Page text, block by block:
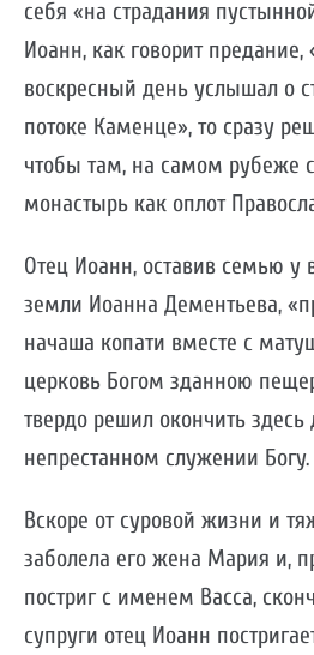
себя «на страдания
Иоанн, как говорит предание,
воскресный день услышал о
потоке Каменце», то сразу
чтобы там, на самом рубеже
монастырь как оплот
Отец Иоанн, оставив семью у
земли Иоанна Дементьева,
начаша копати вместе с
церковь Богом зданною
твердо решил окончить здесь
непрестанном служении Богу.
Вскоре от суровой жизни и
заболела его жена Мария и,
постриг с именем Васса,
супруги отец Иоанн